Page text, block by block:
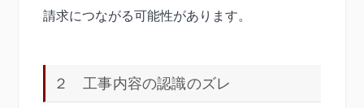
請求につながる可能性があります。
２ 工事内容の認識のズレ